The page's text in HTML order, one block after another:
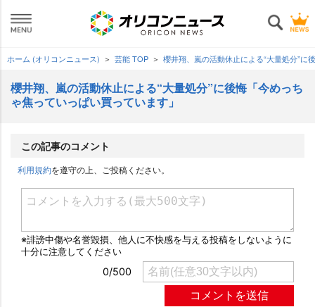
ホーム (オリコンニュース) 芸能 TOP 櫻井翔、嵐の活動休止による“大量処分”
櫻井翔、嵐の活動休止による“大量処分”に後悔「今めっち
ゃ焦っていっぱい買っています」
この記事のコメント
利用規約を遵守の上、ご投稿ください。